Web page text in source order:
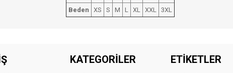
Beden
XS S M L XL XXL 3XL
Bu ürüne ilk yorumu siz yapın!
KATEGORİLER ETİKETLER